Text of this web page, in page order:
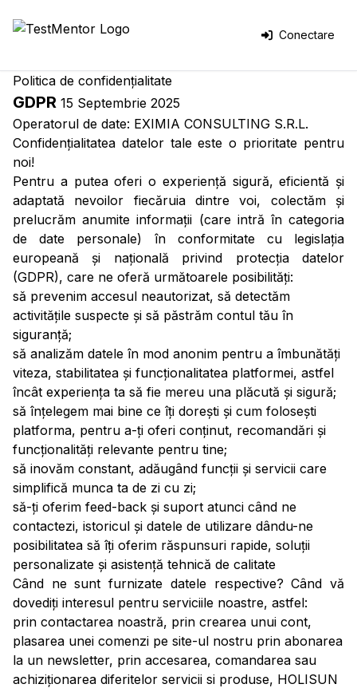
Conectare
Politica de confidențialitate
GDPR 15 Septembrie 2025
Operatorul de date: EXIMIA CONSULTING S.R.L.
Confidențialitatea datelor tale este o prioritate pentru
noi!
Pentru a putea oferi o experiență sigură, eficientă și
adaptată nevoilor fiecăruia dintre voi, colectăm și
prelucrăm anumite informații (care intră în categoria
de date personale) în conformitate cu legislația
europeană și națională privind protecția datelor
(GDPR), care ne oferă următoarele posibilități:
să prevenim accesul neautorizat, să detectăm
activitățile suspecte și să păstrăm contul tău în
siguranță;
să analizăm datele în mod anonim pentru a îmbunătăți
viteza, stabilitatea și funcționalitatea platformei, astfel
încât experiența ta să fie mereu una plăcută și sigură;
să înțelegem mai bine ce îți dorești și cum folosești
platforma, pentru a-ți oferi conținut, recomandări și
funcționalități relevante pentru tine;
să inovăm constant, adăugând funcții și servicii care
simplifică munca ta de zi cu zi;
să-ți oferim feed-back și suport atunci când ne
contactezi, istoricul și datele de utilizare dându-ne
posibilitatea să îți oferim răspunsuri rapide, soluții
personalizate și asistență tehnică de calitate
Când ne sunt furnizate datele respective? Când vă
dovediți interesul pentru serviciile noastre, astfel:
prin contactarea noastră, prin crearea unui cont,
plasarea unei comenzi pe site-ul nostru prin abonarea
la un newsletter, prin accesarea, comandarea sau
achiziționarea diferitelor servicii si produse, HOLISUN